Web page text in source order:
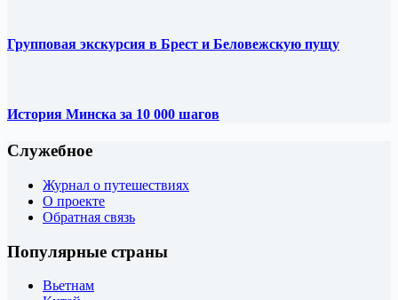
Групповая экскурсия в Брест и Беловежскую пущу
История Минска за 10 000 шагов
Служебное
Журнал о путешествиях
О проекте
Обратная связь
Популярные страны
Вьетнам